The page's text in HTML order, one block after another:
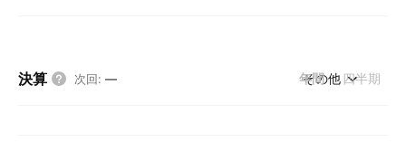
決算 次回: — 年間 四半期
その他